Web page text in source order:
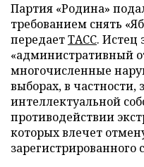
Партия «Родина»
требованием снять
передаетТАСС. Истец
«административный
многочисленные
выборах, в частности,
интеллектуальной
противодействии
которых влечет
зарегистрированного